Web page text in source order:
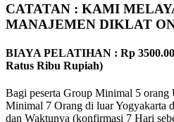
CATATAN : KAMI
MANAJEMEN DIKLAT
BIAYA PELATIHAN : Rp
Ratus Ribu Rupiah)
Bagi peserta Group Minimal 5
Minimal 7 Orang di luar Yogyakarta
dan Waktunya (konfirmasi 7 Hari